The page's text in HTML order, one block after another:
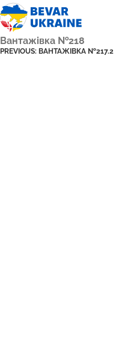
Вантажівка №218
PREVIOUS: ВАНТАЖІВКА №217.2